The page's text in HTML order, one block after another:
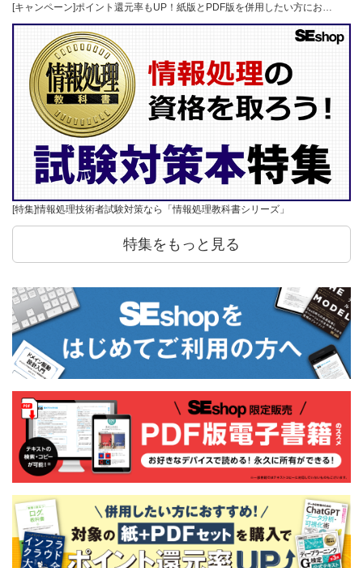
[キャンペーン]ポイント還元率もUP！紙版とPDF版を併用したい方にお…
[特集]情報処理技術者試験対策なら「情報処理教科書シリーズ」
特集をもっと見る